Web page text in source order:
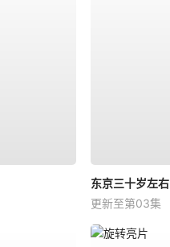
东京三十岁左右
更新至第03集